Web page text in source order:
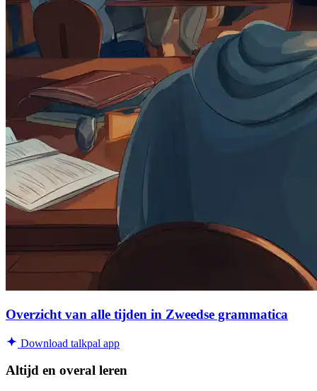
Overzicht van alle tijden in Zweedse grammatica
Download talkpal app
Altijd en overal leren